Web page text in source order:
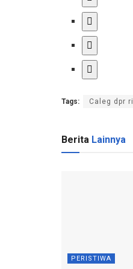
Tags: Caleg dpr ri
Berita Lainnya
PERISTIWA